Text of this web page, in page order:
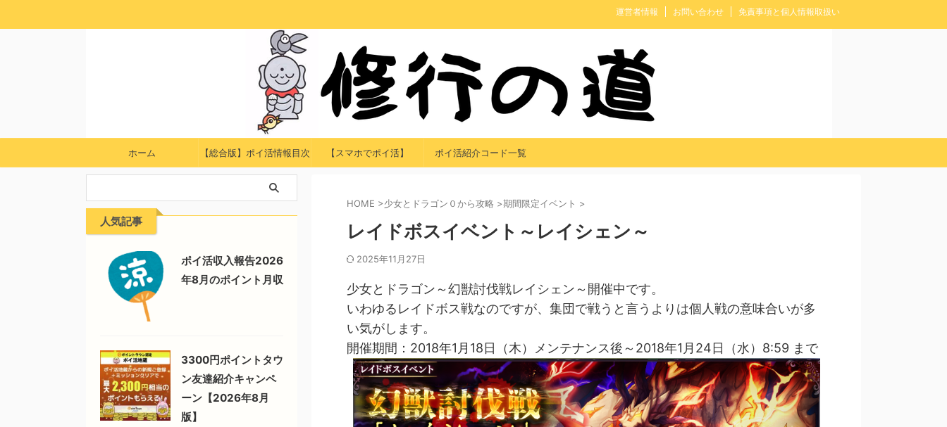
運営者情報 お問い合わせ 免責事項と個人情報取扱い
ホーム 【総合版】ポイ活情報目次 【スマホでポイ活】 ポイ活紹介コード一覧
HOME >少女とドラゴン０から攻略 >期間限定イベント >
レイドボスイベント～レイシェン～
2025年11月27日
少女とドラゴン～幻獣討伐戦レイシェン～開催中です。
いわゆるレイドボス戦なのですが、集団で戦うと言うよりは個人戦の意味合いが多
い気がします。
開催期間：2018年1月18日（木）メンテナンス後～2018年1月24日（水）8:59 まで
人気記事
ポイ活収入報告2026
年8月のポイント月収
3300円ポイントタウ
ン友達紹介キャンペ
ーン【2026年8月
版】